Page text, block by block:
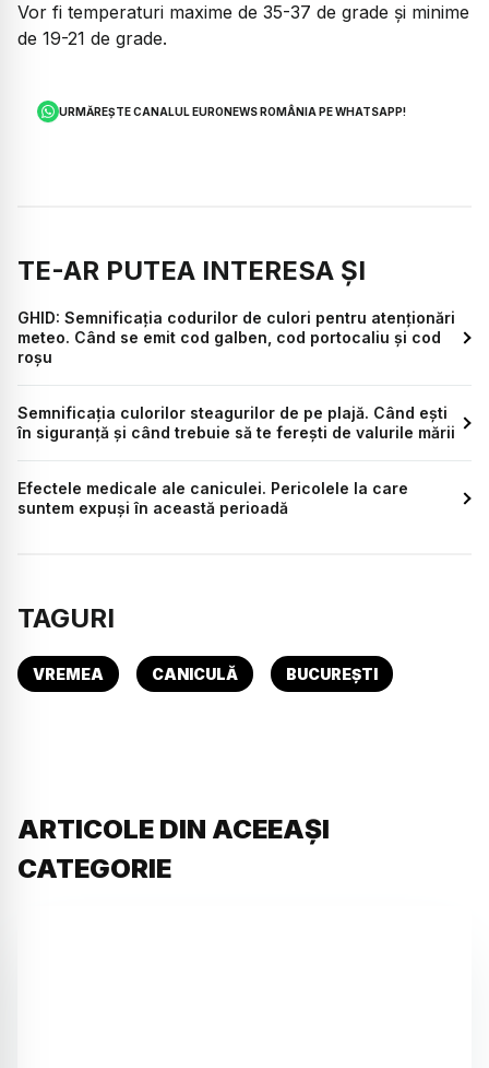
Vor fi temperaturi maxime de 35-37 de grade și minime
de 19-21 de grade.
URMĂREȘTE CANALUL EURONEWS ROMÂNIA PE WHATSAPP!
TE-AR PUTEA INTERESA ȘI
GHID: Semnificația codurilor de culori pentru atenționări
meteo. Când se emit cod galben, cod portocaliu și cod
roșu
Semnificația culorilor steagurilor de pe plajă. Când ești
în siguranță și când trebuie să te ferești de valurile mării
Efectele medicale ale caniculei. Pericolele la care
suntem expuși în această perioadă
TAGURI
VREMEA CANICULĂ BUCUREȘTI
ARTICOLE DIN ACEEAȘI
CATEGORIE